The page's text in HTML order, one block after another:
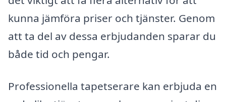
kunna jämföra priser och tjänster. Genom
att ta del av dessa erbjudanden sparar du
både tid och pengar.
Professionella tapetserare kan erbjuda en